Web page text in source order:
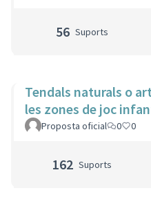
56 Suports
Tendals naturals o
les zones de joc
Proposta oficial 0 0
162 Suports